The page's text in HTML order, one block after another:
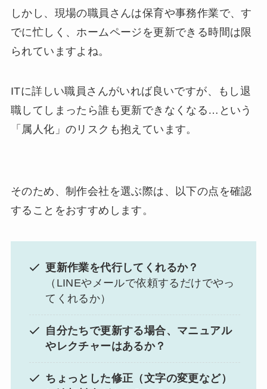
しかし、現場の職員さんは保育や事務作業で、す
でに忙しく、ホームページを更新できる時間は限
られていますよね。
ITに詳しい職員さんがいれば良いですが、もし退
職してしまったら誰も更新できなくなる…という
「属人化」のリスクも抱えています。
そのため、制作会社を選ぶ際は、以下の点を確認
することをおすすめします。
更新作業を代行してくれるか？
（LINEやメールで依頼するだけでやっ
てくれるか）
自分たちで更新する場合、マニュアル
やレクチャーはあるか？
ちょっとした修正（文字の変更など）